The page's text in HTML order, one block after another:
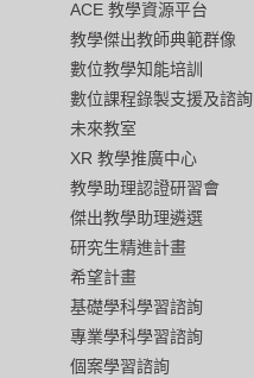
ACE 教學資源平台
教學傑出教師典範群像
數位教學知能培訓
數位課程錄製支援及諮詢
未來教室
XR 教學推廣中心
教學助理認證研習會
傑出教學助理遴選
研究生精進計畫
希望計畫
基礎學科學習諮詢
專業學科學習諮詢
個案學習諮詢